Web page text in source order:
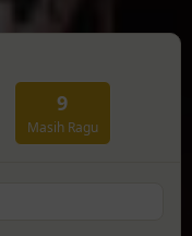
9
Masih Ragu